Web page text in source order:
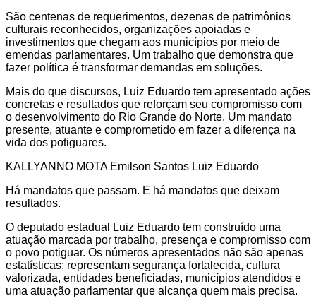
São centenas de requerimentos, dezenas de patrimônios
culturais reconhecidos, organizações apoiadas e
investimentos que chegam aos municípios por meio de
emendas parlamentares. Um trabalho que demonstra que
fazer política é transformar demandas em soluções.
Mais do que discursos, Luiz Eduardo tem apresentado ações
concretas e resultados que reforçam seu compromisso com
o desenvolvimento do Rio Grande do Norte. Um mandato
presente, atuante e comprometido em fazer a diferença na
vida dos potiguares.
KALLYANNO MOTA Emilson Santos Luiz Eduardo
Há mandatos que passam. E há mandatos que deixam
resultados.
O deputado estadual Luiz Eduardo tem construído uma
atuação marcada por trabalho, presença e compromisso com
o povo potiguar. Os números apresentados não são apenas
estatísticas: representam segurança fortalecida, cultura
valorizada, entidades beneficiadas, municípios atendidos e
uma atuação parlamentar que alcança quem mais precisa.